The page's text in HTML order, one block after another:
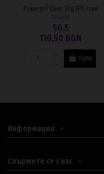
Powergel Clear 30g TPO Free
56.5
110,50 BGN
Купи
Информация
Свържете се с нас